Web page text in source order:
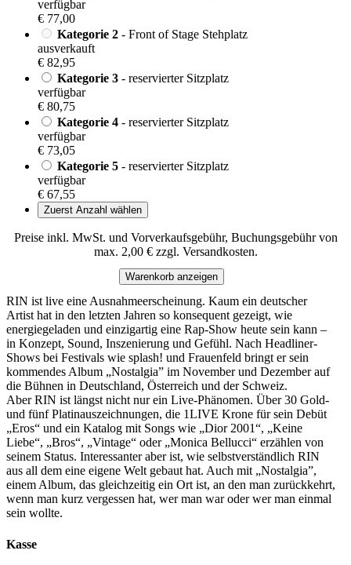
verfügbar
€ 77,00
Kategorie 2 - Front of Stage Stehplatz
ausverkauft
€ 82,95
Kategorie 3 - reservierter Sitzplatz
verfügbar
€ 80,75
Kategorie 4 - reservierter Sitzplatz
verfügbar
€ 73,05
Kategorie 5 - reservierter Sitzplatz
verfügbar
€ 67,55
Zuerst Anzahl wählen
Preise inkl. MwSt. und Vorverkaufsgebühr, Buchungsgebühr von
max. 2,00 € zzgl. Versandkosten.
Warenkorb anzeigen
RIN ist live eine Ausnahmeerscheinung. Kaum ein deutscher
Artist hat in den letzten Jahren so konsequent gezeigt, wie
energiegeladen und einzigartig eine Rap-Show heute sein kann –
in Konzept, Sound, Inszenierung und Gefühl. Nach Headliner-
Shows bei Festivals wie splash! und Frauenfeld bringt er sein
kommendes Album „Nostalgia” im November und Dezember auf
die Bühnen in Deutschland, Österreich und der Schweiz.
Aber RIN ist längst nicht nur ein Live-Phänomen. Über 30 Gold-
und fünf Platinauszeichnungen, die 1LIVE Krone für sein Debüt
„Eros“ und ein Katalog mit Songs wie „Dior 2001“, „Keine
Liebe“, „Bros“, „Vintage“ oder „Monica Bellucci“ erzählen von
seinem Status. Interessanter aber ist, wie selbstverständlich RIN
aus all dem eine eigene Welt gebaut hat. Auch mit „Nostalgia”,
einem Album, das gleichzeitig ein Ort ist, an den man zurückkehrt,
wenn man kurz vergessen hat, wer man war oder wer man einmal
sein wollte.
Kasse